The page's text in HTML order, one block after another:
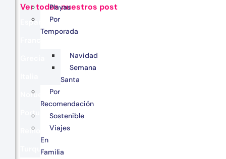
Ver todos nuestros post
España
Noruega
Portugal
Reino Unido
Turquía
Playas
Por
Temporada
Navidad
Semana
Santa
Por
Recomendación
Sostenible
Viajes
En
Familia